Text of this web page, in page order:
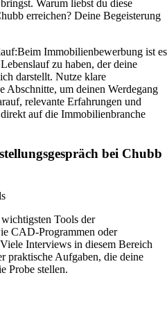
Warum liebst du diese
erreichen? Deine Begeisterung
Beim Immobilienbewerbung ist es
zu haben, der deine
darstellt. Nutze klare
Abschnitte, um deinen Werdegang
relevante Erfahrungen und
auf die Immobilienbranche
bei Chubb
Tools der
CAD-Programmen oder
Interviews in diesem Bereich
praktische Aufgaben, die deine
Probe stellen.